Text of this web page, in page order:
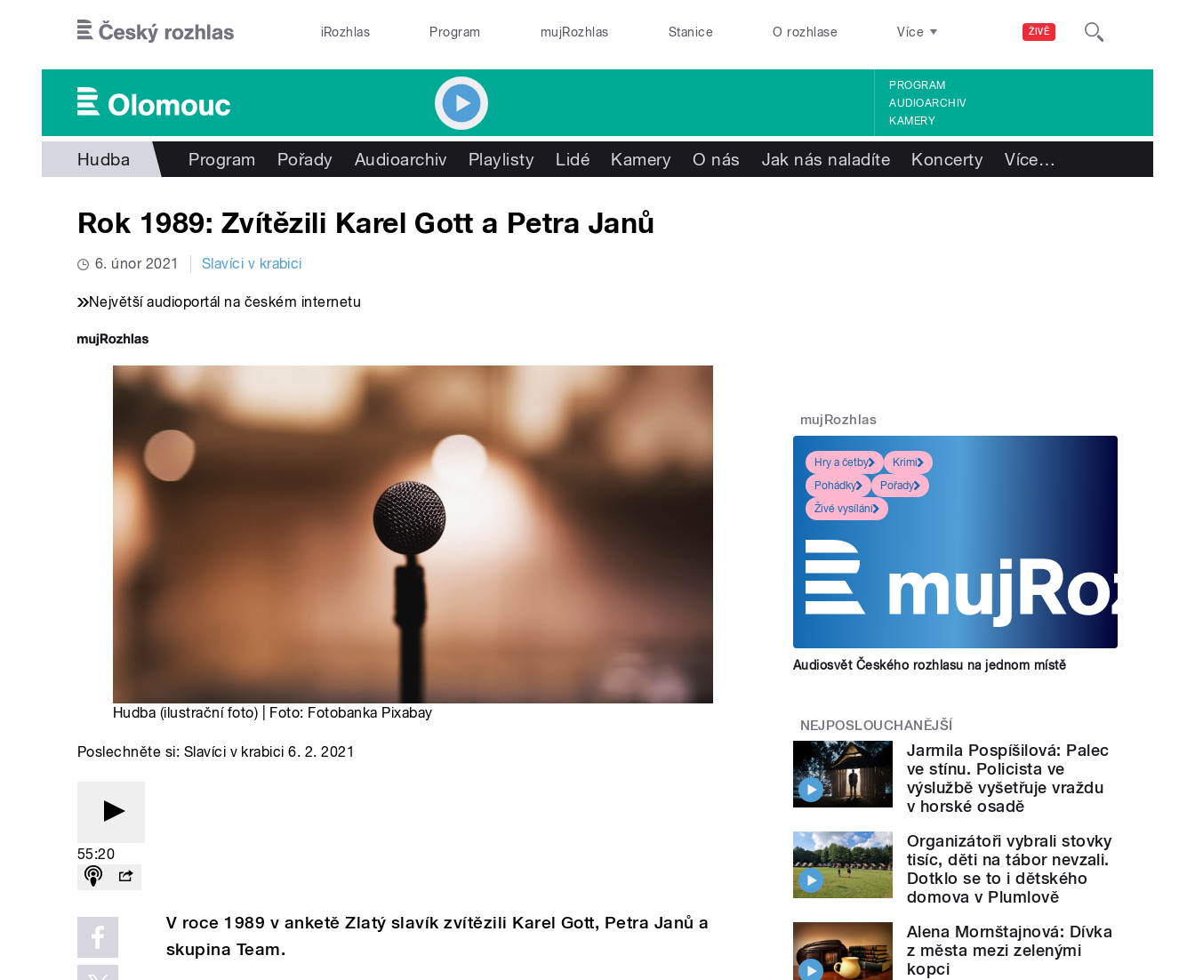
ŽIVĚ
iRozhlas Program mujRozhlas Stanice O rozhlase Více
PROGRAM
AUDIOARCHIV
KAMERY
Hudba Program Pořady Audioarchiv Playlisty Lidé Kamery O nás Jak nás naladíte Koncerty Více…
Rok 1989: Zvítězili Karel Gott a Petra Janů
6. únor 2021 Slavíci v krabici
Největší audioportál na českém internetu
Hudba (ilustrační foto) | Foto: Fotobanka Pixabay
Poslechněte si: Slavíci v krabici 6. 2. 2021
55:20
V roce 1989 v anketě Zlatý slavík zvítězili Karel Gott, Petra Janů a
skupina Team.
mujRozhlas
Hry a četby
Krimi
Pohádky
Pořady
Živé vysílání
Audiosvět Českého rozhlasu na jednom místě
NEJPOSLOUCHANĚJŠÍ
Jarmila Pospíšilová: Palec
ve stínu. Policista ve
výslužbě vyšetřuje vraždu
v horské osadě
Organizátoři vybrali stovky
tisíc, děti na tábor nevzali.
Dotklo se to i dětského
domova v Plumlově
Alena Mornštajnová: Dívka
z města mezi zelenými
kopci